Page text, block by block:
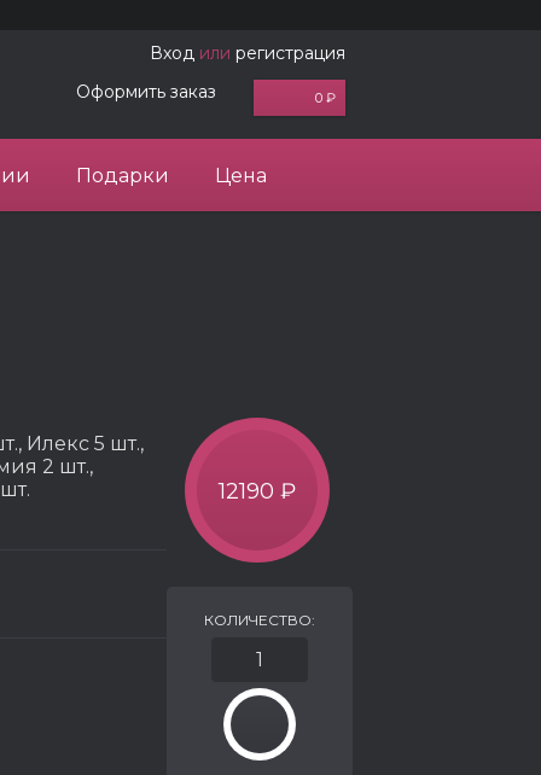
Вход или регистрация
0 ₽
Оформить заказ
Подарки Цена
Илекс 5 шт.,
2 шт.,
12190 ₽
КОЛИЧЕСТВО: